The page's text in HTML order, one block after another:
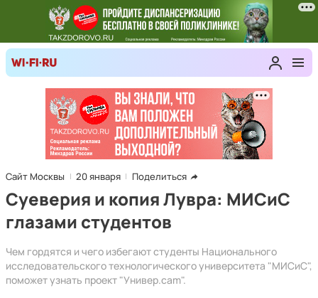
Сайт Москвы 20 января Поделиться
Суеверия и копия Лувра: МИСиС
глазами студентов
Чем гордятся и чего избегают студенты Национального
исследовательского технологического университета "МИСиС",
поможет узнать проект "Универ.cam".